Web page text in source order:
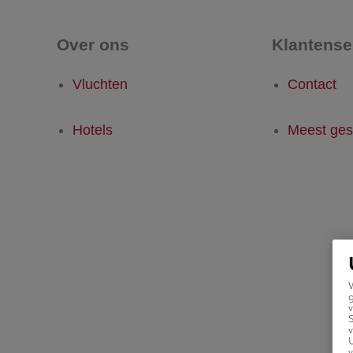
Over ons
Vluchten
Hotels
Contact
Meest